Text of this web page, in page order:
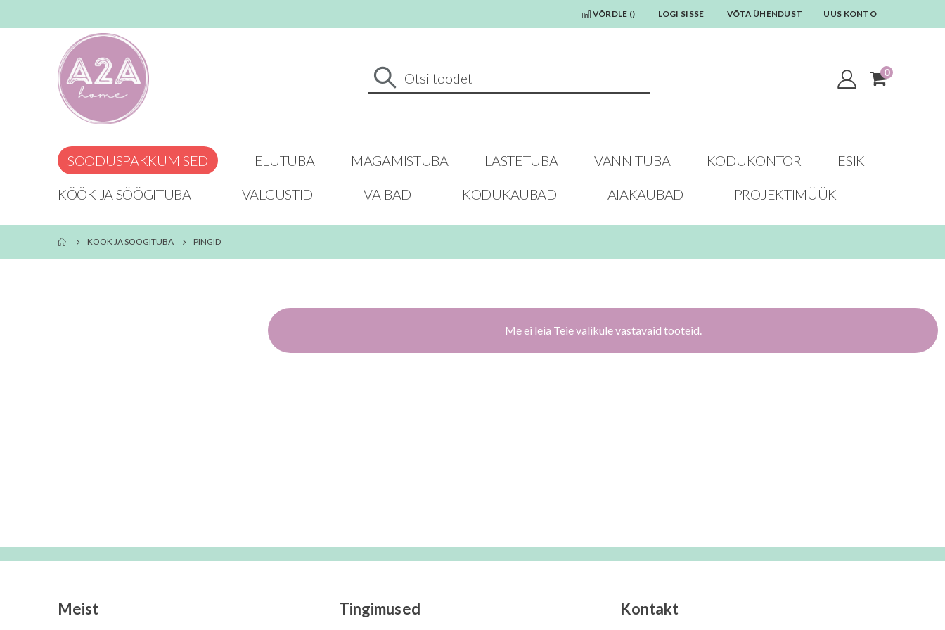
VÕRDLE () LOGI SISSE VÕTA ÜHENDUST UUS KONTO
Cart
0toodet
SOODUSPAKKUMISED ELUTUBA MAGAMISTUBA LASTETUBA VANNITUBA KODUKONTOR
ESIK
KÖÖK JA SÖÖGITUBA
VALGUSTID VAIBAD KODUKAUBAD AIAKAUBAD PROJEKTIMÜÜK
KÖÖK JA SÖÖGITUBA PINGID
Me ei leia Teie valikule vastavaid tooteid.
Meist Tingimused Kontakt